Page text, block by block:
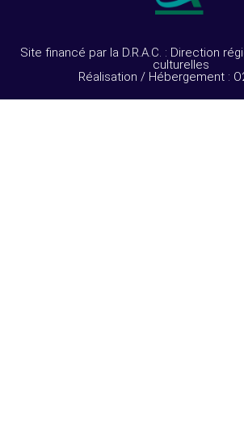
Site financé par la D.R.A.C. : Direction
culturelles
Réalisation / Hébergement :